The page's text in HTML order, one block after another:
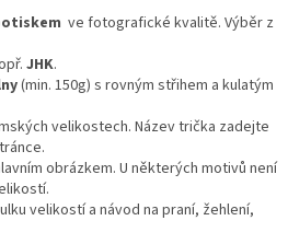
ve fotografické kvalitě. Výběr z
JHK.
(min. 150g) s rovným střihem a kulatým
velikostech. Název trička zadejte
obrázkem. U některých motivů není
velikostí a návod na praní, žehlení,